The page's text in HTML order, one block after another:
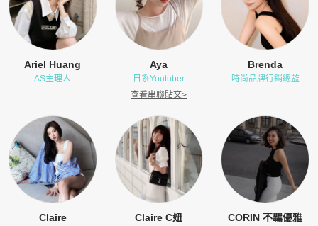
Ariel Huang
AS主理人
Aya
日系Youtuber
查看串聯貼文>
Brenda
時尚品牌行銷總監
Claire Claire C妞 CORIN 不羈優雅